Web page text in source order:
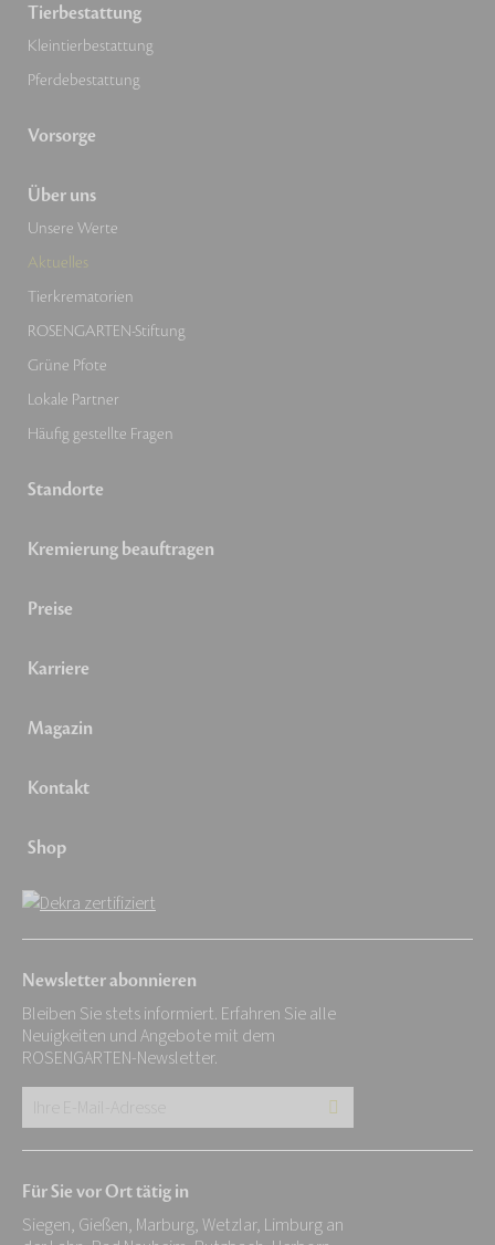
Tierbestattung
Kleintierbestattung
Pferdebestattung
Vorsorge
Über uns
Unsere Werte
Aktuelles
Tierkrematorien
ROSENGARTEN-Stiftung
Grüne Pfote
Lokale Partner
Häufig gestellte Fragen
Standorte
Kremierung beauftragen
Preise
Karriere
Magazin
Kontakt
Shop
Newsletter abonnieren
Bleiben Sie stets informiert. Erfahren Sie alle
Neuigkeiten und Angebote mit dem
ROSENGARTEN-Newsletter.
Adresse:
Für Sie vor Ort tätig in
Siegen, Gießen, Marburg, Wetzlar, Limburg an